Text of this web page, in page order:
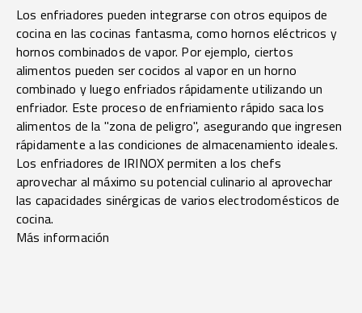
Los enfriadores pueden integrarse con otros equipos de
cocina en las cocinas fantasma, como hornos eléctricos y
hornos combinados de vapor. Por ejemplo, ciertos
alimentos pueden ser cocidos al vapor en un horno
combinado y luego enfriados rápidamente utilizando un
enfriador. Este proceso de enfriamiento rápido saca los
alimentos de la "zona de peligro", asegurando que ingresen
rápidamente a las condiciones de almacenamiento ideales.
Los enfriadores de IRINOX permiten a los chefs
aprovechar al máximo su potencial culinario al aprovechar
las capacidades sinérgicas de varios electrodomésticos de
cocina.
Más información